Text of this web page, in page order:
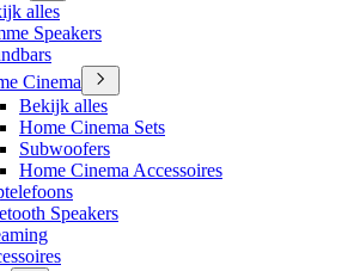
alles
Speakers
Cinema
Bekijk alles
Home Cinema Sets
Subwoofers
Home Cinema Accessoires
Speakers